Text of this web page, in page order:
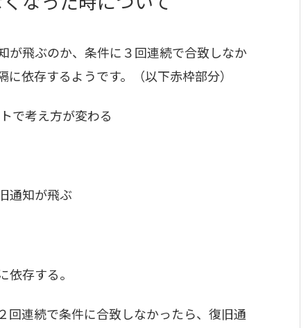
が飛ぶのか、条件に３回連続で合致しなか
依存するようです。（以下赤枠部分）
で考え方が変わる
通知が飛ぶ
存する。
連続で条件に合致しなかったら、復旧通